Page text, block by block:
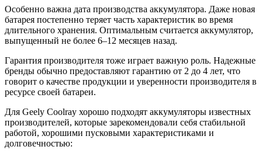
Особенно важна дата производства аккумулятора. Даже новая
батарея постепенно теряет часть характеристик во время
длительного хранения. Оптимальным считается аккумулятор,
выпущенный не более 6–12 месяцев назад.
Гарантия производителя тоже играет важную роль. Надежные
бренды обычно предоставляют гарантию от 2 до 4 лет, что
говорит о качестве продукции и уверенности производителя в
ресурсе своей батареи.
Для Geely Coolray хорошо подходят аккумуляторы известных
производителей, которые зарекомендовали себя стабильной
работой, хорошими пусковыми характеристиками и
долговечностью: